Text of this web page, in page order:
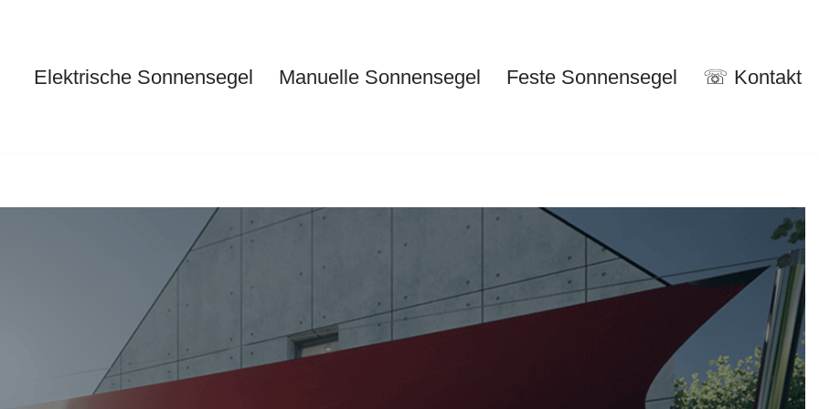
Elektrische Sonnensegel Manuelle Sonnensegel Feste Sonnensegel ☏ Kontakt